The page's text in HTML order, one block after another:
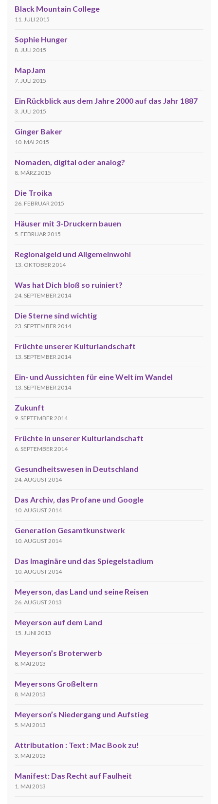
Black Mountain College
11. JULI 2015
Sophie Hunger
8. JULI 2015
MapJam
7. JULI 2015
Ein Rückblick aus dem Jahre 2000 auf das Jahr 1887
3. JULI 2015
Ginger Baker
10. MAI 2015
Nomaden, digital oder analog?
8. MÄRZ 2015
Die Troika
26. FEBRUAR 2015
Häuser mit 3-Druckern bauen
5. FEBRUAR 2015
Regionalgeld und Allgemeinwohl
13. OKTOBER 2014
Was hat Dich bloß so ruiniert?
24. SEPTEMBER 2014
Die Sterne sind wichtig
23. SEPTEMBER 2014
Früchte unserer Kulturlandschaft
13. SEPTEMBER 2014
Ein- und Aussichten für eine Welt im Wandel
13. SEPTEMBER 2014
Zukunft
9. SEPTEMBER 2014
Früchte in unserer Kulturlandschaft
6. SEPTEMBER 2014
Gesundheitswesen in Deutschland
24. AUGUST 2014
Das Archiv, das Profane und Google
10. AUGUST 2014
Generation Gesamtkunstwerk
10. AUGUST 2014
Das Imaginäre und das Spiegelstadium
10. AUGUST 2014
Meyerson, das Land und seine Reisen
26. AUGUST 2013
Meyerson auf dem Land
15. JUNI 2013
Meyerson’s Broterwerb
8. MAI 2013
Meyersons Großeltern
8. MAI 2013
Meyerson’s Niedergang und Aufstieg
5. MAI 2013
Attributation : Text : Mac Book zu!
3. MAI 2013
Manifest: Das Recht auf Faulheit
1. MAI 2013